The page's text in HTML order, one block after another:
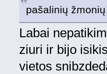
pašalinių
Labai
ziuri ir bijo
vietos